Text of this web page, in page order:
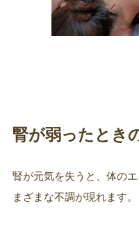
腎が弱ったとき
腎が元気を失うと、体の
まざまな不調が現れます。